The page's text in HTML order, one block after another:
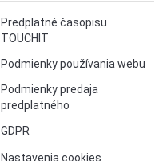
Predplatné časopisu
TOUCHIT
Podmienky používania webu
Podmienky predaja
predplatného
GDPR
Nastavenia cookies